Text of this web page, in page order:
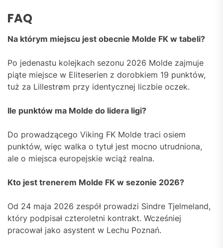
FAQ
Na którym miejscu jest obecnie Molde FK w tabeli?
Po jedenastu kolejkach sezonu 2026 Molde zajmuje
piąte miejsce w Eliteserien z dorobkiem 19 punktów,
tuż za Lillestrøm przy identycznej liczbie oczek.
Ile punktów ma Molde do lidera ligi?
Do prowadzącego Viking FK Molde traci osiem
punktów, więc walka o tytuł jest mocno utrudniona,
ale o miejsca europejskie wciąż realna.
Kto jest trenerem Molde FK w sezonie 2026?
Od 24 maja 2026 zespół prowadzi Sindre Tjelmeland,
który podpisał czteroletni kontrakt. Wcześniej
pracował jako asystent w Lechu Poznań.